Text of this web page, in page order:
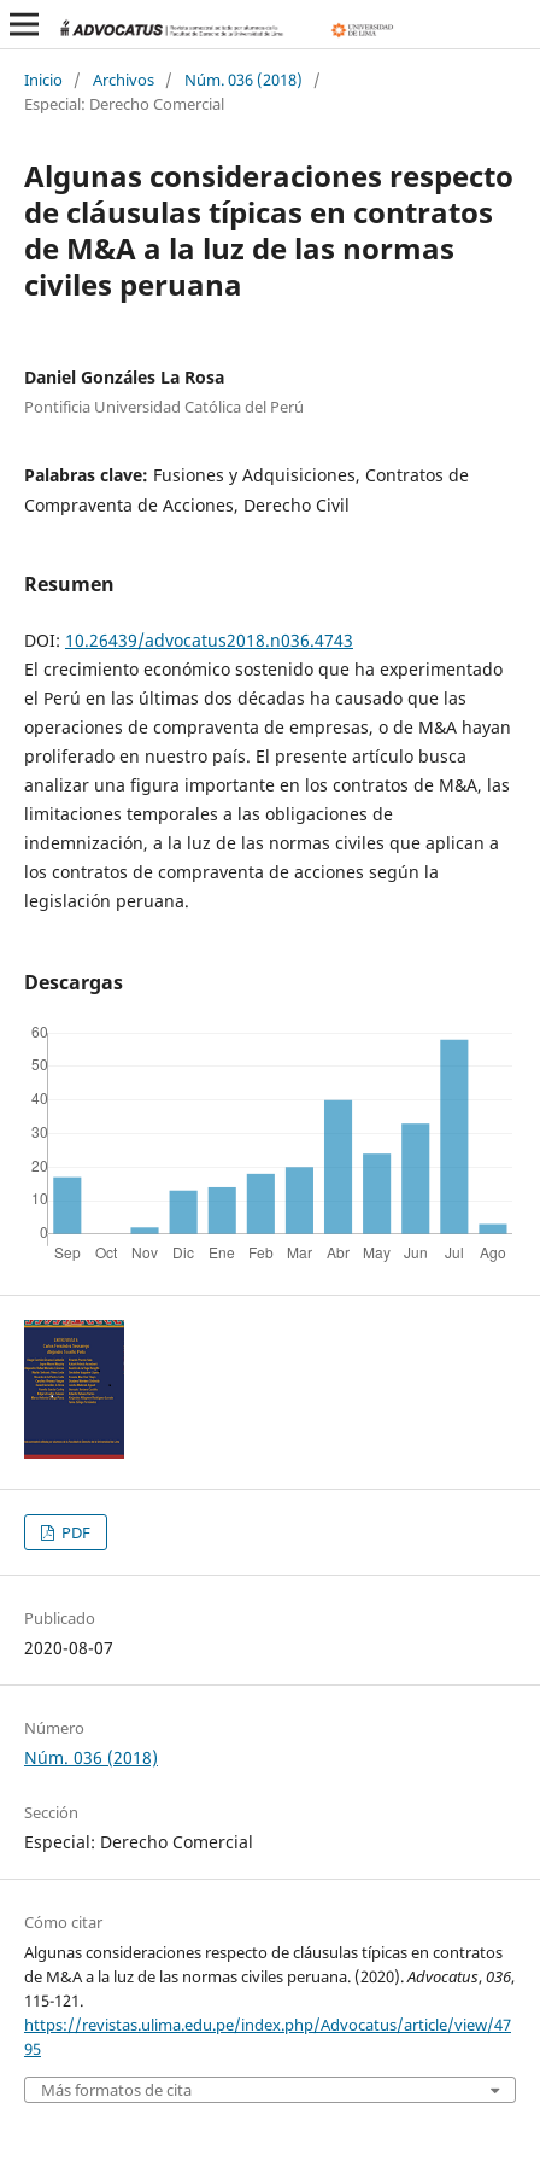
Inicio / Archivos / Núm. 036 (2018)
/
Especial: Derecho Comercial
Algunas consideraciones respecto
de cláusulas típicas en contratos
de M&A a la luz de las normas
civiles peruana
Daniel Gonzáles La Rosa
Pontificia Universidad Católica del Perú
Palabras clave: Fusiones y Adquisiciones, Contratos de
Compraventa de Acciones, Derecho Civil
Resumen
DOI: 10.26439/advocatus2018.n036.4743
El crecimiento económico sostenido que ha experimentado
el Perú en las últimas dos décadas ha causado que las
operaciones de compraventa de empresas, o de M&A hayan
proliferado en nuestro país. El presente artículo busca
analizar una figura importante en los contratos de M&A, las
limitaciones temporales a las obligaciones de
indemnización, a la luz de las normas civiles que aplican a
los contratos de compraventa de acciones según la
legislación peruana.
Descargas
PDF
Publicado
2020-08-07
Número
Núm. 036 (2018)
Sección
Especial: Derecho Comercial
Cómo citar
Algunas consideraciones respecto de cláusulas típicas en contratos
de M&A a la luz de las normas civiles peruana. (2020).Advocatus,036,
115-121.
https://revistas.ulima.edu.pe/index.php/Advocatus/article/view/47
95
Más formatos de cita